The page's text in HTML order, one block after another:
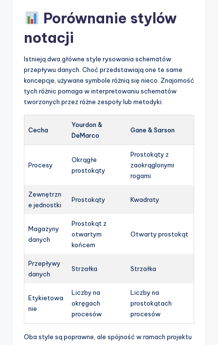
Porównanie stylów
notacji
Istnieją dwa główne style rysowania schematów
przepływu danych. Choć przedstawiają one te same
koncepcje, używane symbole różnią się nieco. Znajomość
tych różnic pomaga w interpretowaniu schematów
tworzonych przez różne zespoły lub metodyki.
Cecha
Yourdon &
DeMarco
Gane & Sarson
Procesy
Okrągłe
prostokąty
Prostokąty z
zaokrąglonymi
rogami
Zewnętrzn
e jednostki
Prostokąty Kwadraty
Magazyny
danych
Prostokąt z
otwartym
końcem
Otwarty prostokąt
Przepływy
danych
Strzałka Strzałka
Etykietowa
nie
Liczby na
okręgach
procesów
Liczby na
prostokątach
procesów
Oba style są poprawne, ale spójność w ramach projektu